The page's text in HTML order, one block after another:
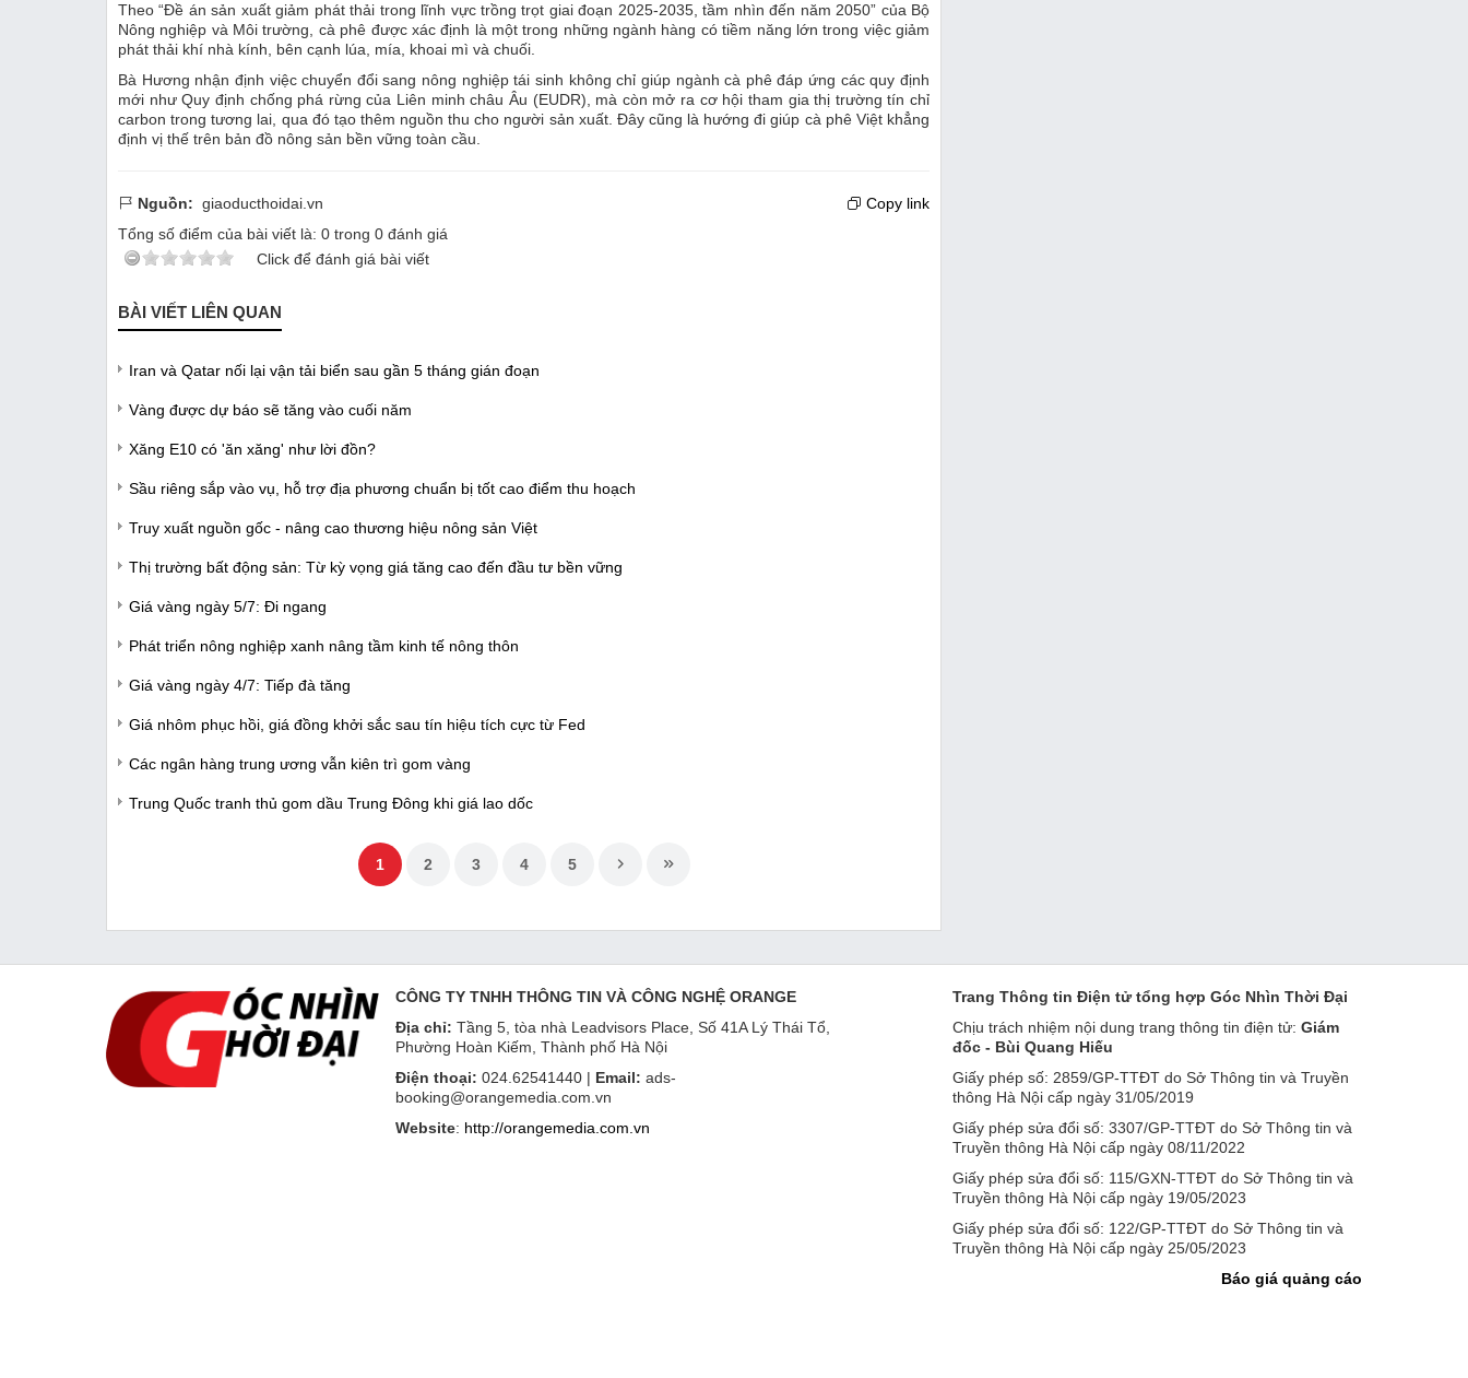
Theo “Đề án sản xuất giảm phát thải trong lĩnh vực trồng trọt giai đoạn 2025-2035, tầm nhìn đến năm 2050” của Bộ
Nông nghiệp và Môi trường, cà phê được xác định là một trong những ngành hàng có tiềm năng lớn trong việc giảm
phát thải khí nhà kính, bên cạnh lúa, mía, khoai mì và chuối.
Bà Hương nhận định việc chuyển đổi sang nông nghiệp tái sinh không chỉ giúp ngành cà phê đáp ứng các quy định
mới như Quy định chống phá rừng của Liên minh châu Âu (EUDR), mà còn mở ra cơ hội tham gia thị trường tín chỉ
carbon trong tương lai, qua đó tạo thêm nguồn thu cho người sản xuất. Đây cũng là hướng đi giúp cà phê Việt khẳng
định vị thế trên bản đồ nông sản bền vững toàn cầu.
Nguồn: giaoducthoidai.vn
Copy link
Tổng số điểm của bài viết là: 0 trong 0 đánh giá
Click để đánh giá bài viết
BÀI VIẾT LIÊN QUAN
Iran và Qatar nối lại vận tải biển sau gần 5 tháng gián đoạn
Vàng được dự báo sẽ tăng vào cuối năm
Xăng E10 có 'ăn xăng' như lời đồn?
Sầu riêng sắp vào vụ, hỗ trợ địa phương chuẩn bị tốt cao điểm thu hoạch
Truy xuất nguồn gốc - nâng cao thương hiệu nông sản Việt
Thị trường bất động sản: Từ kỳ vọng giá tăng cao đến đầu tư bền vững
Giá vàng ngày 5/7: Đi ngang
Phát triển nông nghiệp xanh nâng tầm kinh tế nông thôn
Giá vàng ngày 4/7: Tiếp đà tăng
Giá nhôm phục hồi, giá đồng khởi sắc sau tín hiệu tích cực từ Fed
Các ngân hàng trung ương vẫn kiên trì gom vàng
Trung Quốc tranh thủ gom dầu Trung Đông khi giá lao dốc
1 2 3 4 5
CÔNG TY TNHH THÔNG TIN VÀ CÔNG NGHỆ ORANGE
Địa chỉ: Tầng 5, tòa nhà Leadvisors Place, Số 41A Lý Thái Tổ,
Phường Hoàn Kiếm, Thành phố Hà Nội
Điện thoại: 024.62541440 | Email: ads-
booking@orangemedia.com.vn
Website: http://orangemedia.com.vn
Trang Thông tin Điện tử tổng hợp Góc Nhìn Thời Đại
Chịu trách nhiệm nội dung trang thông tin điện tử: Giám
đốc - Bùi Quang Hiếu
Giấy phép số: 2859/GP-TTĐT do Sở Thông tin và Truyền
thông Hà Nội cấp ngày 31/05/2019
Giấy phép sửa đổi số: 3307/GP-TTĐT do Sở Thông tin và
Truyền thông Hà Nội cấp ngày 08/11/2022
Giấy phép sửa đổi số: 115/GXN-TTĐT do Sở Thông tin và
Truyền thông Hà Nội cấp ngày 19/05/2023
Giấy phép sửa đổi số: 122/GP-TTĐT do Sở Thông tin và
Truyền thông Hà Nội cấp ngày 25/05/2023
Báo giá quảng cáo